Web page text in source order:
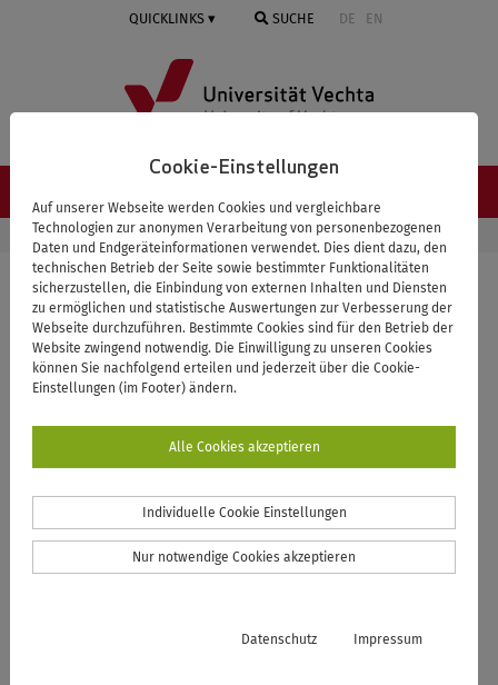
Cookie-Einstellungen
Auf unserer Webseite werden Cookies und vergleichbare
Technologien zur anonymen Verarbeitung von personenbezogenen
Daten und Endgeräteinformationen verwendet. Dies dient dazu, den
technischen Betrieb der Seite sowie bestimmter Funktionalitäten
sicherzustellen, die Einbindung von externen Inhalten und Diensten
zu ermöglichen und statistische Auswertungen zur Verbesserung der
Webseite durchzuführen. Bestimmte Cookies sind für den Betrieb der
Website zwingend notwendig. Die Einwilligung zu unseren Cookies
können Sie nachfolgend erteilen und jederzeit über die Cookie-
Einstellungen (im Footer) ändern.
Alle Cookies akzeptieren
Individuelle Cookie Einstellungen
Nur notwendige Cookies akzeptieren
Datenschutz Impressum
QUICKLINKS SUCHE DE EN
STARTSEITE UNIVERSITÄT PERSONENVERZEICHNIS
Zurück zur Übersicht
Schmidt, Caroline
Wissenschaftliche Mitarbeiterin
Organisationseinheit